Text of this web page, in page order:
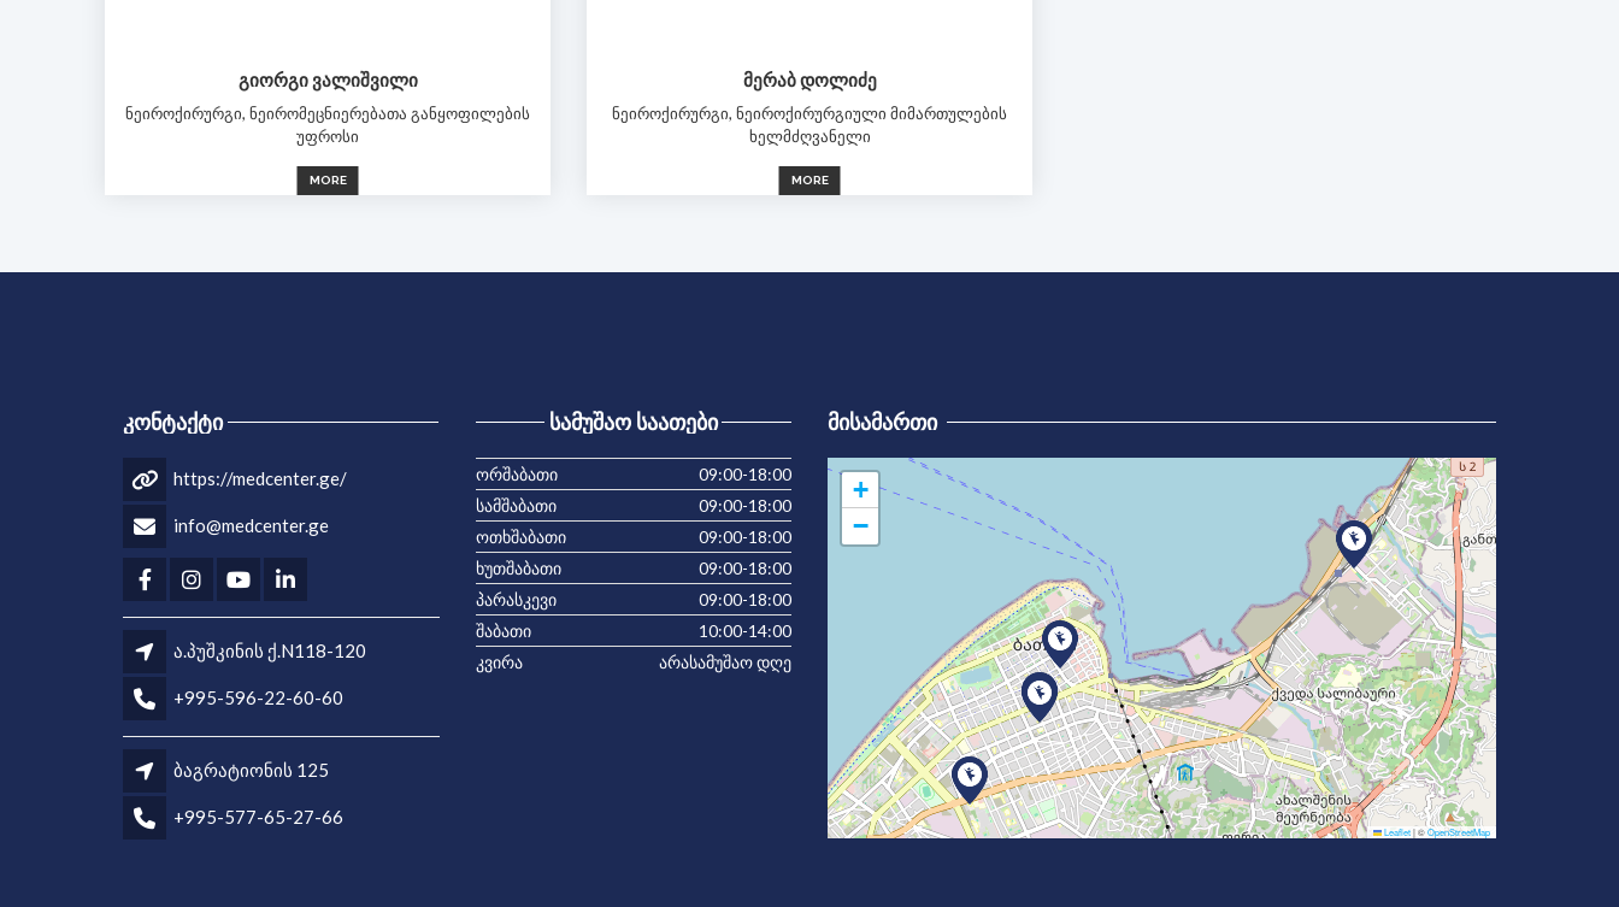
ᲒᲘᲝᲠᲒᲘ ᲕᲐᲚᲘᲨᲕᲘᲚᲘ
ნეიროქირურგი, ნეირომეცნიერებათა განყოფილების
უფროსი
MORE
ᲛᲔᲠᲐᲑ ᲓᲝᲚᲘᲫᲔ
ნეიროქირურგი, ნეიროქირურგიული მიმართულების
ხელმძღვანელი
MORE
ᲙᲝᲜᲢᲐᲥᲢᲘ
https://medcenter.ge/
info@medcenter.ge
ა.პუშკინის ქ.N118-120
+995-596-22-60-60
ბაგრატიონის 125
+995-577-65-27-66
ᲡᲐᲛᲣᲨᲐᲝ ᲡᲐᲐᲗᲔᲑᲘ
ორშაბათი
09:00-18:00
სამშაბათი
09:00-18:00
ოთხშაბათი
09:00-18:00
ხუთშაბათი
09:00-18:00
პარასკევი
09:00-18:00
შაბათი
10:00-14:00
კვირა
არასამუშაო დღე
ᲛᲘᲡᲐᲛᲐᲠᲗᲘ
+
−
Leaflet|©OpenStreetMap